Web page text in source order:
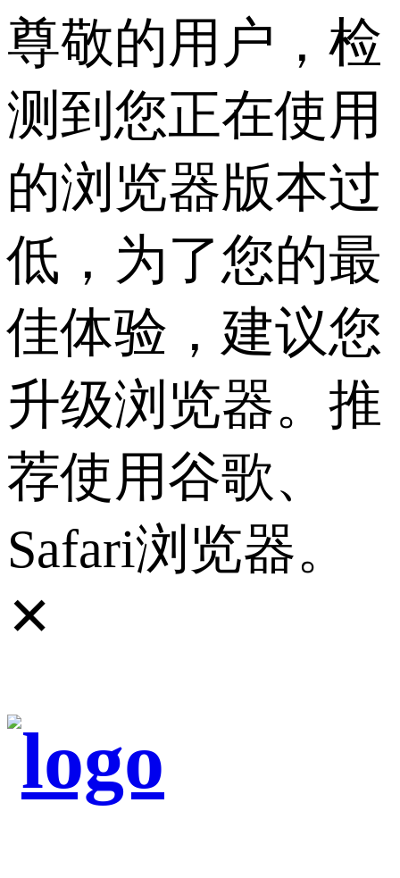
尊敬的用户，检
测到您正在使用
的浏览器版本过
低，为了您的最
佳体验，建议您
升级浏览器。推
荐使用谷歌、
Safari浏览器。
✕